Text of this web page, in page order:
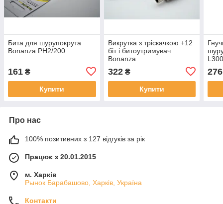
Бита для шурупокрута
Bonanza PH2/200
161 ₴
Купити
Викрутка з тріскачкою +12
біт і битоутримувач
Bonanza
322₴
Купити
276
Про нас
100% позитивних з 127 відгуків за рік
Працює з 20.01.2015
м. Харків
Рынок Барабашово, Харків, Україна
Контакти